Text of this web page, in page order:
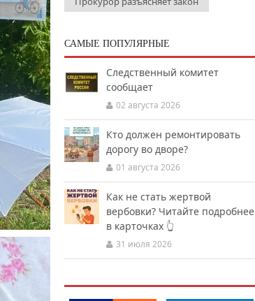
САМЫЕ ПОПУЛЯРНЫЕ
Следственный комитет
сообщает
02 августа 2026
Кто должен ремонтировать
дорогу во дворе?
01 августа 2026
Как не стать жертвой
вербовки? Читайте подробнее
в карточках 👆
31 июля 2026